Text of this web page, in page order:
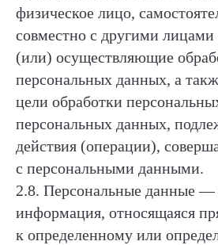
физическое лицо,
совместно с другими
(или) осуществляющие
персональных данных, а
цели обработки
персональных данных,
действия (операции),
с персональными данными.
2.8. Персональные данные
информация, относящаяся
к определенному или